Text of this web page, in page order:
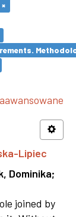
Lipiec
Dominika;
joined by